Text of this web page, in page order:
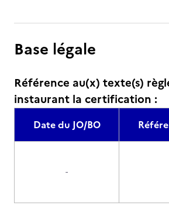
Base légale
Référence au(x) texte(s)
instaurant la certification :
Date du JO/BO
-